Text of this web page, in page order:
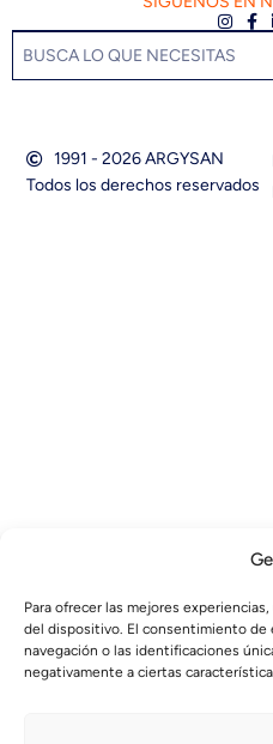
Para ofrecer las mejores
del dispositivo. El consentimiento de
navegación o las identificaciones
negativamente a ciertas
1991 - 2026 ARGYSAN
Todos los derechos reservados